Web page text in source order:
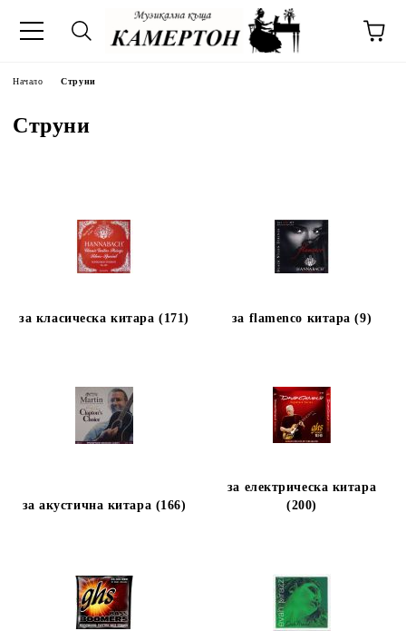
Начало Струни
Струни
за класическа китара (171) за flamenco китара (9)
за акустична китара (166)
за електрическа китара
(200)